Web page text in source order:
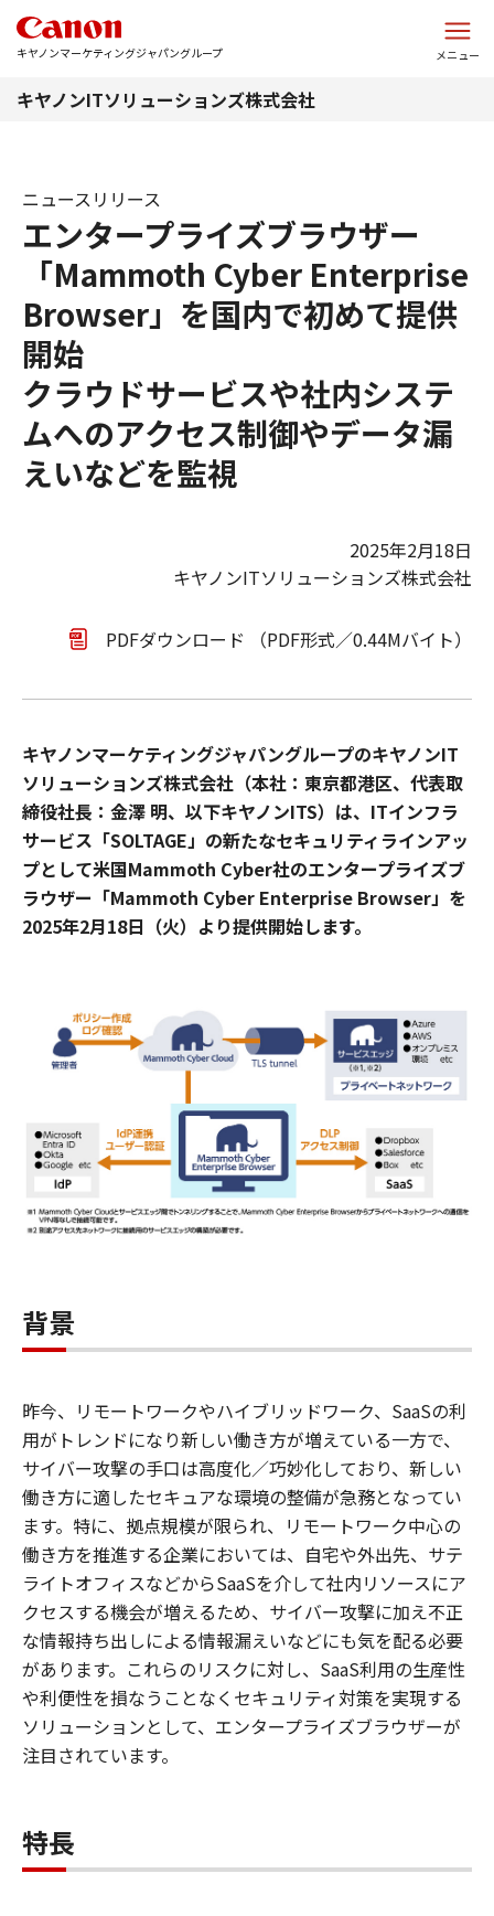
キヤノンマーケティングジャパングループ メニュー
キヤノンITソリューションズ株式会社
エンタープライズブラウザー
「Mammoth Cyber Enterprise
Browser」を国内で初めて提供
開始
クラウドサービスや社内システ
ムへのアクセス制御やデータ漏
えいなどを監視
ニュースリリース
2025年2月18日
キヤノンITソリューションズ株式会社
PDFダウンロード （PDF形式／0.44Mバイト）
キヤノンマーケティングジャパングループのキヤノンIT
ソリューションズ株式会社（本社：東京都港区、代表取
締役社長：金澤 明、以下キヤノンITS）は、ITインフラ
サービス「SOLTAGE」の新たなセキュリティラインアッ
プとして米国Mammoth Cyber社のエンタープライズブ
ラウザー「Mammoth Cyber Enterprise Browser」を
2025年2月18日（火）より提供開始します。
背景
昨今、リモートワークやハイブリッドワーク、SaaSの利
用がトレンドになり新しい働き方が増えている一方で、
サイバー攻撃の手口は高度化／巧妙化しており、新しい
働き方に適したセキュアな環境の整備が急務となってい
ます。特に、拠点規模が限られ、リモートワーク中心の
働き方を推進する企業においては、自宅や外出先、サテ
ライトオフィスなどからSaaSを介して社内リソースにア
クセスする機会が増えるため、サイバー攻撃に加え不正
な情報持ち出しによる情報漏えいなどにも気を配る必要
があります。これらのリスクに対し、SaaS利用の生産性
や利便性を損なうことなくセキュリティ対策を実現する
ソリューションとして、エンタープライズブラウザーが
注目されています。
特長